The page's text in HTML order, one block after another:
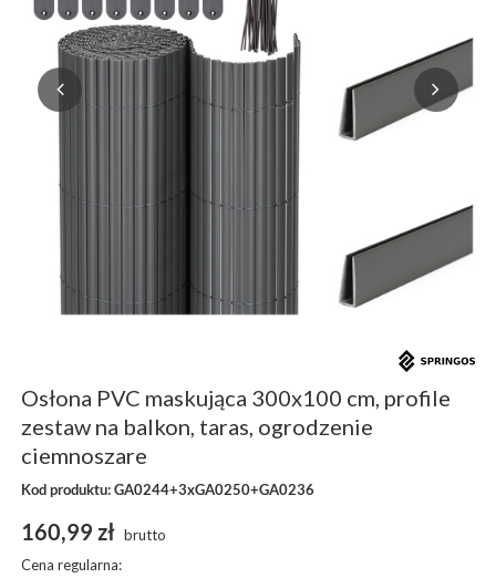
Osłona PVC maskująca 300x100 cm, profile
zestaw na balkon, taras, ogrodzenie
ciemnoszare
Kod produktu: GA0244+3xGA0250+GA0236
160,99 zł brutto
Cena regularna: